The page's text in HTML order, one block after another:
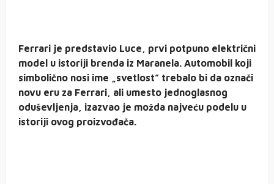
Ferrari je predstavio Luce, prvi potpuno električni
model u istoriji brenda iz Maranela. Automobil koji
simbolično nosi ime „svetlost” trebalo bi da označi
novu eru za Ferrari, ali umesto jednoglasnog
oduševljenja, izazvao je možda najveću podelu u
istoriji ovog proizvođača.